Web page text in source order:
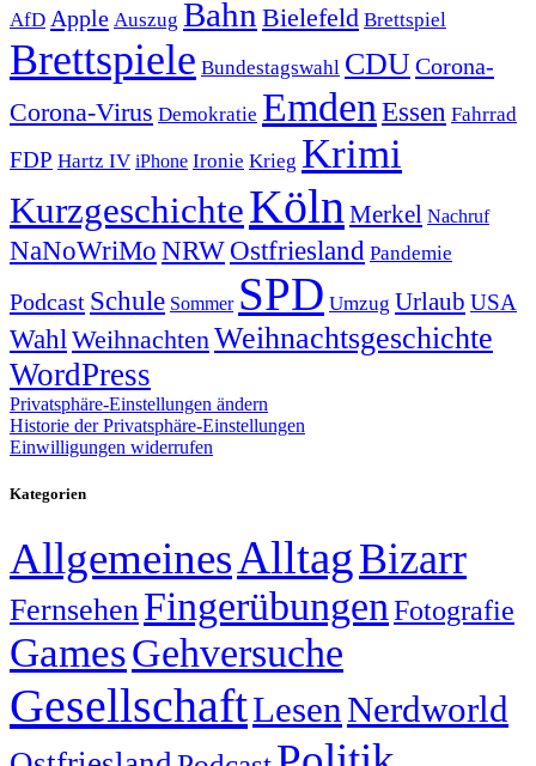
AfD Apple Auszug Bahn Bielefeld Brettspiel
Brettspiele Bundestagswahl CDUCorona-
Corona-Virus Demokratie Emden Essen Fahrrad
FDP Hartz IV iPhone Ironie Krieg Krimi
KurzgeschichteKöln Merkel Nachruf
NaNoWriMo NRWOstfriesland Pandemie
Podcast Schule Sommer SPD Umzug Urlaub USA
Wahl Weihnachten Weihnachtsgeschichte
WordPress
Privatsphäre-Einstellungen ändern
Historie der Privatsphäre-Einstellungen
Einwilligungen widerrufen
Kategorien
AllgemeinesAlltagBizarr
FernsehenFingerübungen Fotografie
GamesGehversuche
GesellschaftLesenNerdworld